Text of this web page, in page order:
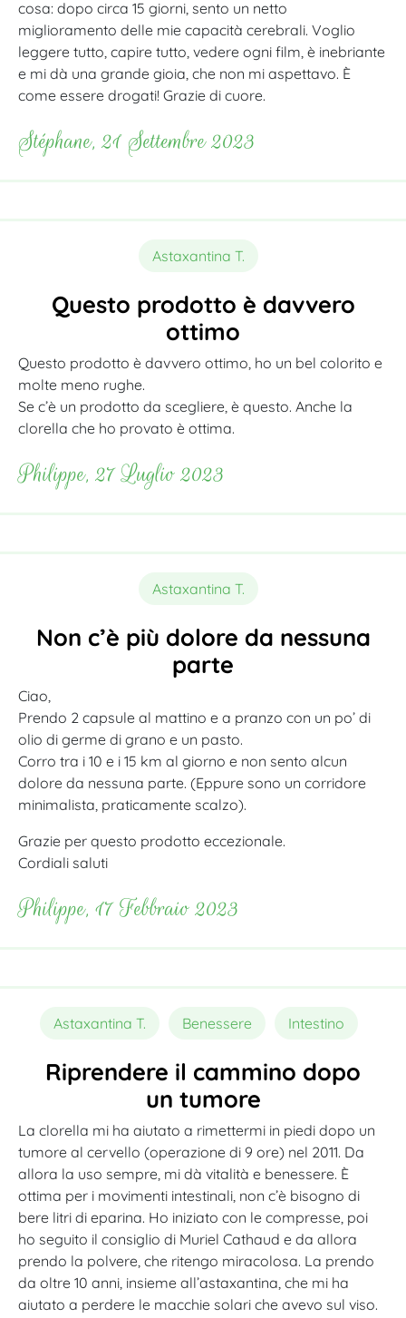
cosa: dopo circa 15 giorni, sento un netto
miglioramento delle mie capacità cerebrali. Voglio
leggere tutto, capire tutto, vedere ogni film, è inebriante
e mi dà una grande gioia, che non mi aspettavo. È
come essere drogati! Grazie di cuore.
Stéphane, 21 Settembre 2023
Astaxantina T.
Questo prodotto è davvero
ottimo
Questo prodotto è davvero ottimo, ho un bel colorito e
molte meno rughe.
Se c’è un prodotto da scegliere, è questo. Anche la
clorella che ho provato è ottima.
Philippe, 27 Luglio 2023
Astaxantina T.
Non c’è più dolore da nessuna
parte
Ciao,
Prendo 2 capsule al mattino e a pranzo con un po’ di
olio di germe di grano e un pasto.
Corro tra i 10 e i 15 km al giorno e non sento alcun
dolore da nessuna parte. (Eppure sono un corridore
minimalista, praticamente scalzo).
Grazie per questo prodotto eccezionale.
Cordiali saluti
Philippe, 17 Febbraio 2023
Astaxantina T. Benessere Intestino
Riprendere il cammino dopo
un tumore
La clorella mi ha aiutato a rimettermi in piedi dopo un
tumore al cervello (operazione di 9 ore) nel 2011. Da
allora la uso sempre, mi dà vitalità e benessere. È
ottima per i movimenti intestinali, non c’è bisogno di
bere litri di eparina. Ho iniziato con le compresse, poi
ho seguito il consiglio di Muriel Cathaud e da allora
prendo la polvere, che ritengo miracolosa. La prendo
da oltre 10 anni, insieme all’astaxantina, che mi ha
aiutato a perdere le macchie solari che avevo sul viso.